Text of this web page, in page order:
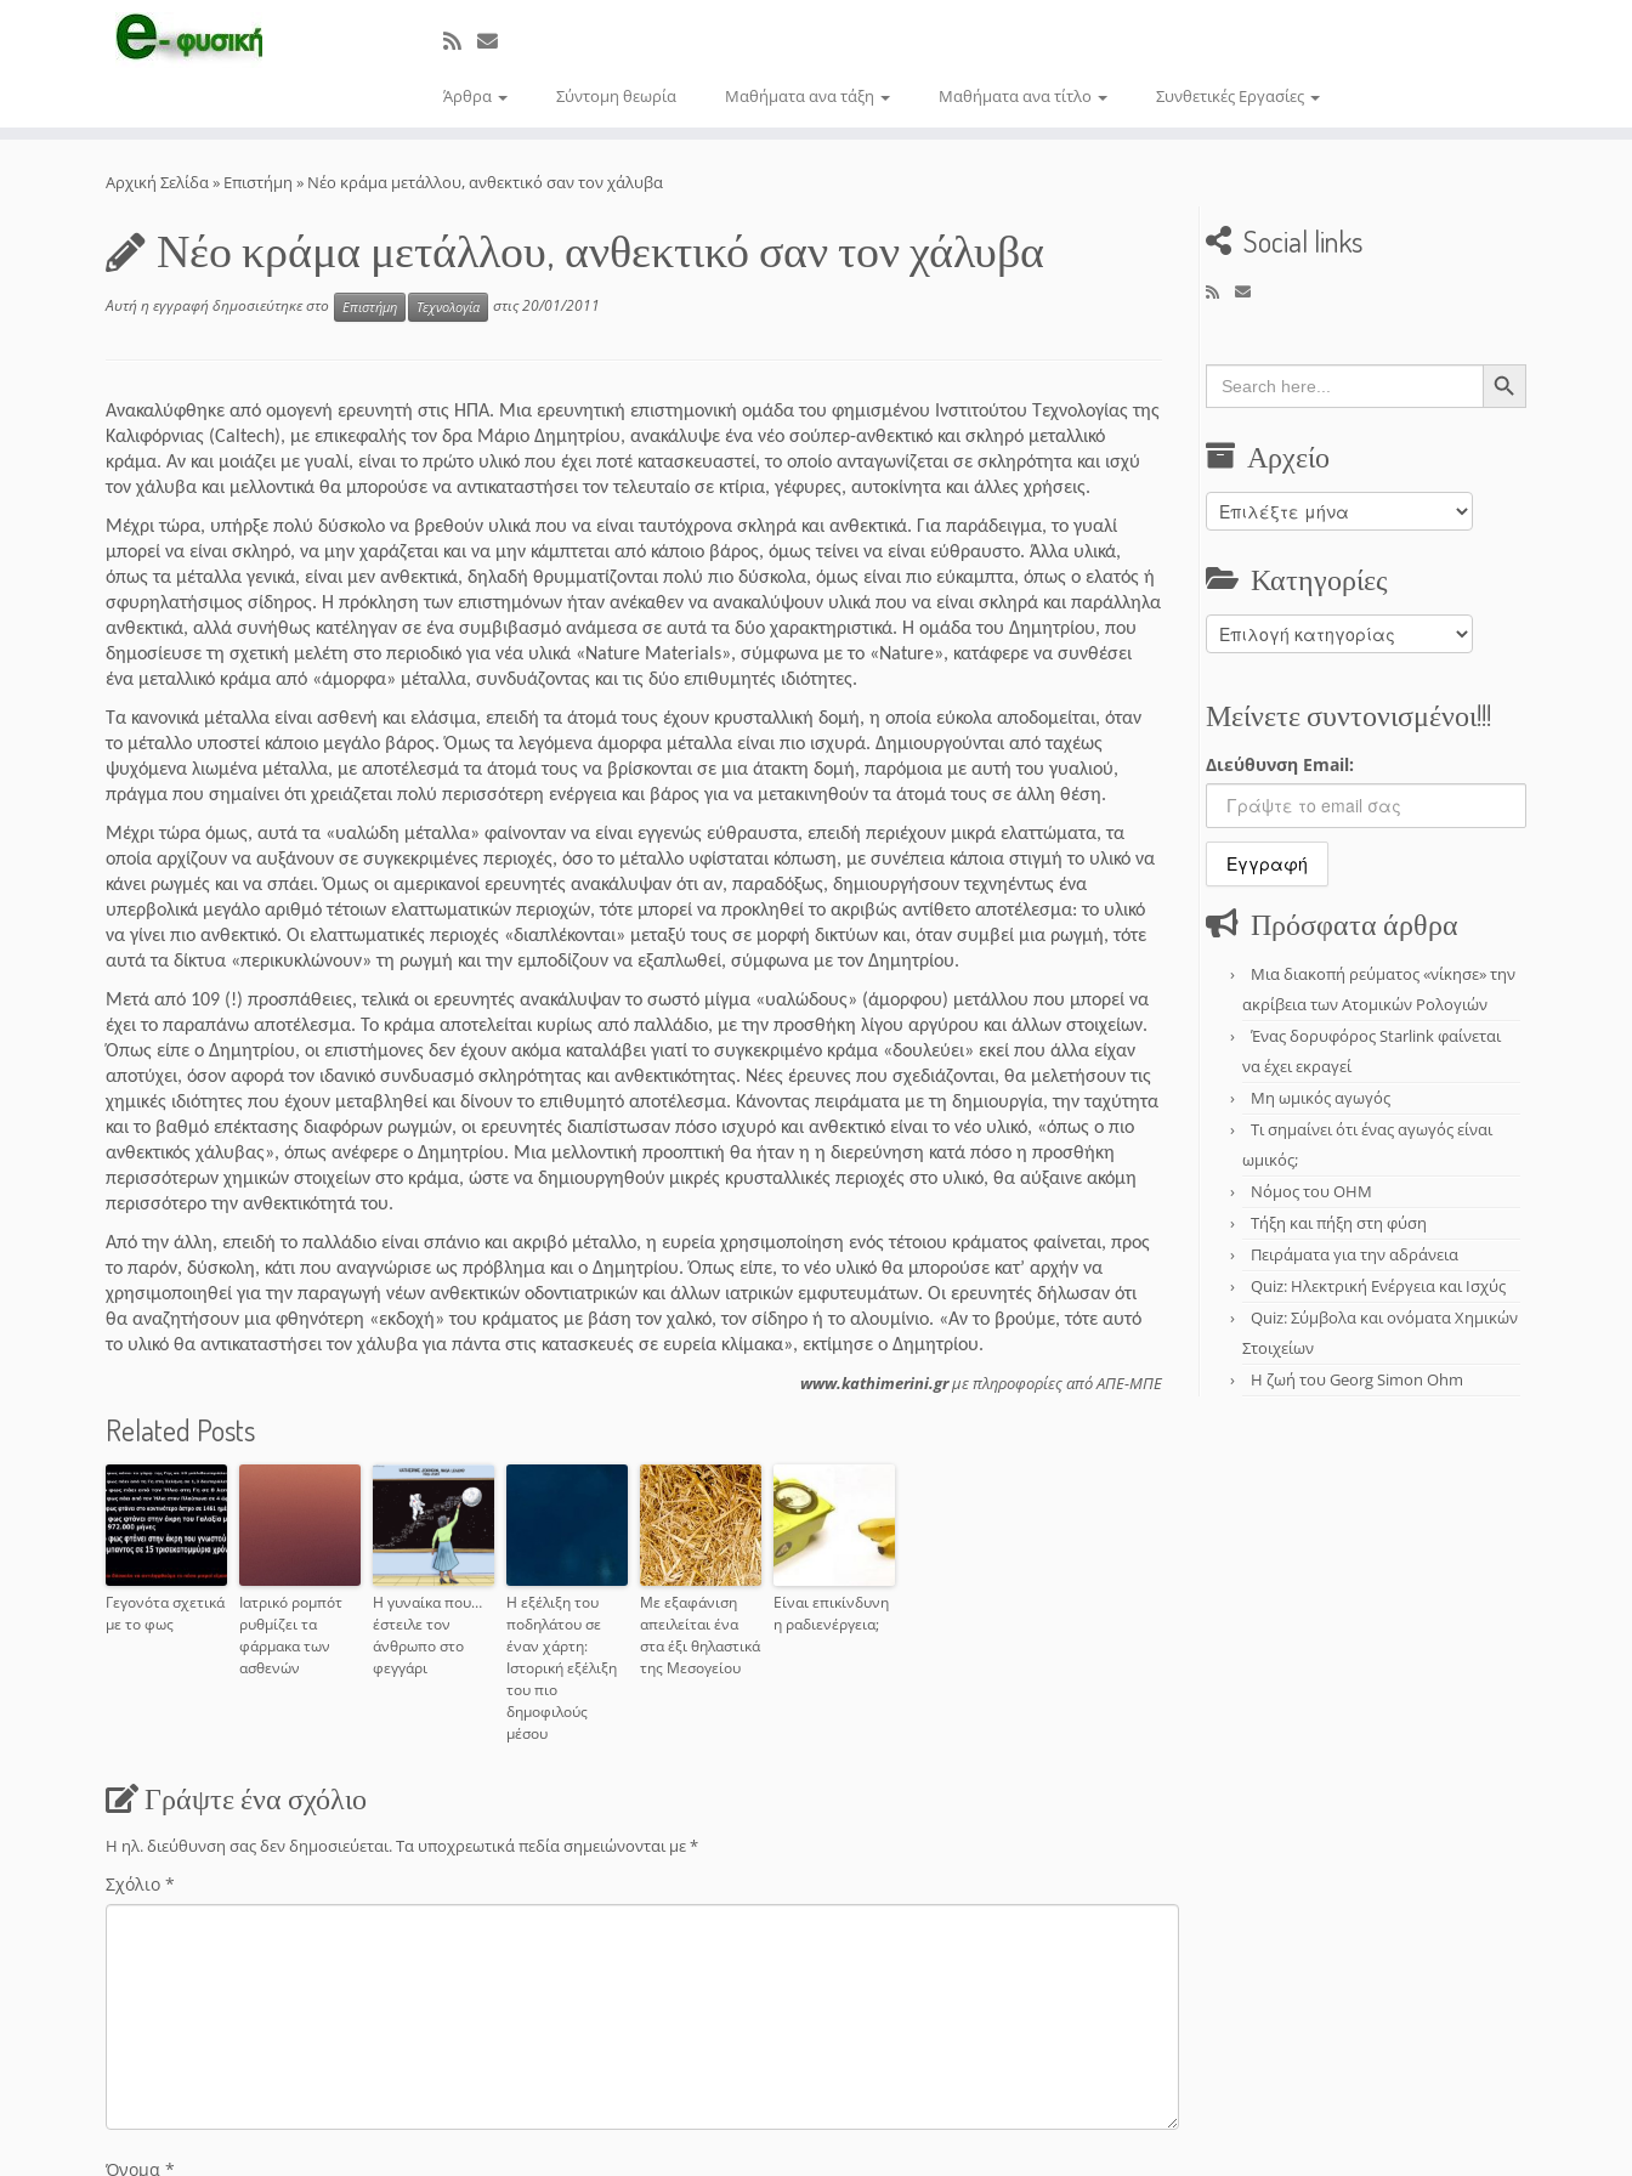
Άρθρα Σύντομη θεωρία Μαθήματα ανα τάξη Μαθήματα ανα τίτλο Συνθετικές Εργασίες
Αρχική Σελίδα» Επιστήμη » Νέο κράμα μετάλλου, ανθεκτικό σαν τον χάλυβα
Νέο κράμα μετάλλου, ανθεκτικό σαν τον χάλυβα
Αυτή η εγγραφή δημοσιεύτηκε στο Επιστήμη Τεχνολογία στις20/01/2011
Ανακαλύφθηκε από ομογενή ερευνητή στις ΗΠΑ. Μια ερευνητική επιστημονική ομάδα του φημισμένου Ινστιτούτου Τεχνολογίας της
Καλιφόρνιας (Caltech), με επικεφαλής τον δρα Μάριο Δημητρίου, ανακάλυψε ένα νέο σούπερ-ανθεκτικό και σκληρό μεταλλικό
κράμα. Αν και μοιάζει με γυαλί, είναι το πρώτο υλικό που έχει ποτέ κατασκευαστεί, το οποίο ανταγωνίζεται σε σκληρότητα και ισχύ
τον χάλυβα και μελλοντικά θα μπορούσε να αντικαταστήσει τον τελευταίο σε κτίρια, γέφυρες, αυτοκίνητα και άλλες χρήσεις.
Μέχρι τώρα, υπήρξε πολύ δύσκολο να βρεθούν υλικά που να είναι ταυτόχρονα σκληρά και ανθεκτικά. Για παράδειγμα, το γυαλί
μπορεί να είναι σκληρό, να μην χαράζεται και να μην κάμπτεται από κάποιο βάρος, όμως τείνει να είναι εύθραυστο. Άλλα υλικά,
όπως τα μέταλλα γενικά, είναι μεν ανθεκτικά, δηλαδή θρυμματίζονται πολύ πιο δύσκολα, όμως είναι πιο εύκαμπτα, όπως ο ελατός ή
σφυρηλατήσιμος σίδηρος. Η πρόκληση των επιστημόνων ήταν ανέκαθεν να ανακαλύψουν υλικά που να είναι σκληρά και παράλληλα
ανθεκτικά, αλλά συνήθως κατέληγαν σε ένα συμβιβασμό ανάμεσα σε αυτά τα δύο χαρακτηριστικά. Η ομάδα του Δημητρίου, που
δημοσίευσε τη σχετική μελέτη στο περιοδικό για νέα υλικά «Nature Materials», σύμφωνα με το «Nature», κατάφερε να συνθέσει
ένα μεταλλικό κράμα από «άμορφα» μέταλλα, συνδυάζοντας και τις δύο επιθυμητές ιδιότητες.
Τα κανονικά μέταλλα είναι ασθενή και ελάσιμα, επειδή τα άτομά τους έχουν κρυσταλλική δομή, η οποία εύκολα αποδομείται, όταν
το μέταλλο υποστεί κάποιο μεγάλο βάρος. Όμως τα λεγόμενα άμορφα μέταλλα είναι πιο ισχυρά. Δημιουργούνται από ταχέως
ψυχόμενα λιωμένα μέταλλα, με αποτέλεσμά τα άτομά τους να βρίσκονται σε μια άτακτη δομή, παρόμοια με αυτή του γυαλιού,
πράγμα που σημαίνει ότι χρειάζεται πολύ περισσότερη ενέργεια και βάρος για να μετακινηθούν τα άτομά τους σε άλλη θέση.
Μέχρι τώρα όμως, αυτά τα «υαλώδη μέταλλα» φαίνονταν να είναι εγγενώς εύθραυστα, επειδή περιέχουν μικρά ελαττώματα, τα
οποία αρχίζουν να αυξάνουν σε συγκεκριμένες περιοχές, όσο το μέταλλο υφίσταται κόπωση, με συνέπεια κάποια στιγμή το υλικό να
κάνει ρωγμές και να σπάει. Όμως οι αμερικανοί ερευνητές ανακάλυψαν ότι αν, παραδόξως, δημιουργήσουν τεχνηέντως ένα
υπερβολικά μεγάλο αριθμό τέτοιων ελαττωματικών περιοχών, τότε μπορεί να προκληθεί το ακριβώς αντίθετο αποτέλεσμα: το υλικό
να γίνει πιο ανθεκτικό. Οι ελαττωματικές περιοχές «διαπλέκονται» μεταξύ τους σε μορφή δικτύων και, όταν συμβεί μια ρωγμή, τότε
αυτά τα δίκτυα «περικυκλώνουν» τη ρωγμή και την εμποδίζουν να εξαπλωθεί, σύμφωνα με τον Δημητρίου.
Μετά από 109 (!) προσπάθειες, τελικά οι ερευνητές ανακάλυψαν το σωστό μίγμα «υαλώδους» (άμορφου) μετάλλου που μπορεί να
έχει το παραπάνω αποτέλεσμα. Το κράμα αποτελείται κυρίως από παλλάδιο, με την προσθήκη λίγου αργύρου και άλλων στοιχείων.
Όπως είπε ο Δημητρίου, οι επιστήμονες δεν έχουν ακόμα καταλάβει γιατί το συγκεκριμένο κράμα «δουλεύει» εκεί που άλλα είχαν
αποτύχει, όσον αφορά τον ιδανικό συνδυασμό σκληρότητας και ανθεκτικότητας. Νέες έρευνες που σχεδιάζονται, θα μελετήσουν τις
χημικές ιδιότητες που έχουν μεταβληθεί και δίνουν το επιθυμητό αποτέλεσμα. Κάνοντας πειράματα με τη δημιουργία, την ταχύτητα
και το βαθμό επέκτασης διαφόρων ρωγμών, οι ερευνητές διαπίστωσαν πόσο ισχυρό και ανθεκτικό είναι το νέο υλικό, «όπως ο πιο
ανθεκτικός χάλυβας», όπως ανέφερε ο Δημητρίου. Μια μελλοντική προοπτική θα ήταν η η διερεύνηση κατά πόσο η προσθήκη
περισσότερων χημικών στοιχείων στο κράμα, ώστε να δημιουργηθούν μικρές κρυσταλλικές περιοχές στο υλικό, θα αύξαινε ακόμη
περισσότερο την ανθεκτικότητά του.
Από την άλλη, επειδή το παλλάδιο είναι σπάνιο και ακριβό μέταλλο, η ευρεία χρησιμοποίηση ενός τέτοιου κράματος φαίνεται, προς
το παρόν, δύσκολη, κάτι που αναγνώρισε ως πρόβλημα και ο Δημητρίου. Όπως είπε, το νέο υλικό θα μπορούσε κατ’ αρχήν να
χρησιμοποιηθεί για την παραγωγή νέων ανθεκτικών οδοντιατρικών και άλλων ιατρικών εμφυτευμάτων. Οι ερευνητές δήλωσαν ότι
θα αναζητήσουν μια φθηνότερη «εκδοχή» του κράματος με βάση τον χαλκό, τον σίδηρο ή το αλουμίνιο. «Αν το βρούμε, τότε αυτό
το υλικό θα αντικαταστήσει τον χάλυβα για πάντα στις κατασκευές σε ευρεία κλίμακα», εκτίμησε ο Δημητρίου.
www.kathimerini.grμε πληροφορίες από ΑΠΕ-ΜΠΕ
Related Posts
Γεγονότα σχετικά
με το φως
Ιατρικό ρομπότ
ρυθμίζει τα
φάρμακα των
ασθενών
Η γυναίκα που…
έστειλε τον
άνθρωπο στο
φεγγάρι
Η εξέλιξη του
ποδηλάτου σε
έναν χάρτη:
Ιστορική εξέλιξη
του πιο
δημοφιλούς
μέσου
Με εξαφάνιση
απειλείται ένα
στα έξι θηλαστικά
της Μεσογείου
Είναι επικίνδυνη
η ραδιενέργεια;
Γράψτε ένα σχόλιο
Η ηλ. διεύθυνση σας δεν δημοσιεύεται.Τα υποχρεωτικά πεδία σημειώνονται με*
Σχόλιο *
Όνομα *
Social links
Search
for:
Search Button
Αρχείο
Αρχείο
Κατηγορίες
Κατηγορίες
Μείνετε συντονισμένοι!!!
Διεύθυνση Email:
Πρόσφατα άρθρα
Μια διακοπή ρεύματος «νίκησε» την
ακρίβεια των Ατομικών Ρολογιών
Ένας δορυφόρος Starlink φαίνεται
να έχει εκραγεί
Μη ωμικός αγωγός
Τι σημαίνει ότι ένας αγωγός είναι
ωμικός;
Νόμος του OHM
Τήξη και πήξη στη φύση
Πειράματα για την αδράνεια
Quiz: Ηλεκτρική Ενέργεια και Ισχύς
Quiz: Σύμβολα και ονόματα Χημικών
Στοιχείων
Η ζωή του Georg Simon Ohm